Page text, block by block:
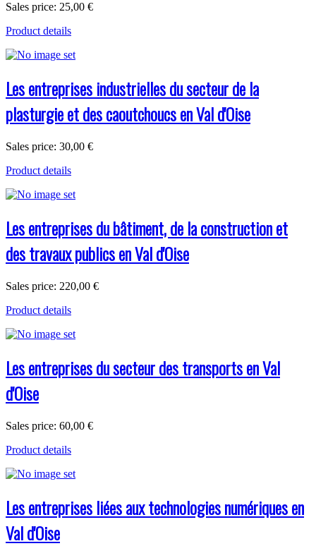
Sales price: 25,00 €
Product details
Les entreprises industrielles du secteur de la
plasturgie et des caoutchoucs en Val d'Oise
Sales price: 30,00 €
Product details
Les entreprises du bâtiment, de la construction et
des travaux publics en Val d'Oise
Sales price: 220,00 €
Product details
Les entreprises du secteur des transports en Val
d'Oise
Sales price: 60,00 €
Product details
Les entreprises liées aux technologies numériques en
Val d'Oise